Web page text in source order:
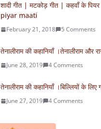
शादी गीत | मटकोड़ गीत | कहवाँ के
piyar maati
February 21, 2018 5 Comments
तेनालीराम की कहानियाँ ।तेनालीराम और
June 28, 2019 4 Comments
तेनालीराम की कहानियाँ ।बिल्लियों के लिए
June 27, 2019 4 Comments